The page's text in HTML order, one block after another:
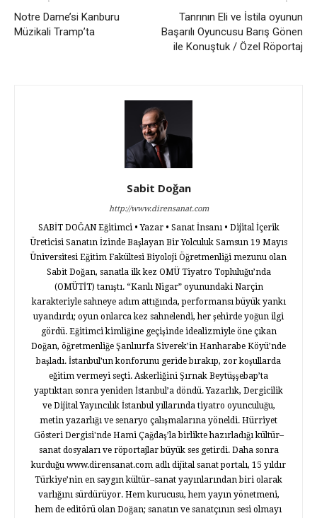
Notre Dame’si Kanburu
Müzikali Tramp’ta
Tanrının Eli ve İstila oyunun
Başarılı Oyuncusu Barış Gönen
ile Konuştuk / Özel Röportaj
Sabit Doğan
http://www.dirensanat.com
SABİT DOĞAN Eğitimci • Yazar • Sanat İnsanı • Dijital İçerik
Üreticisi Sanatın İzinde Başlayan Bir Yolculuk Samsun 19 Mayıs
Üniversitesi Eğitim Fakültesi Biyoloji Öğretmenliği mezunu olan
Sabit Doğan, sanatla ilk kez OMÜ Tiyatro Topluluğu’nda
(OMÜTİT) tanıştı. “Kanlı Nigar” oyunundaki Narçin
karakteriyle sahneye adım attığında, performansı büyük yankı
uyandırdı; oyun onlarca kez sahnelendi, her şehirde yoğun ilgi
gördü. Eğitimci kimliğine geçişinde idealizmiyle öne çıkan
Doğan, öğretmenliğe Şanlıurfa Siverek’in Hanharabe Köyü’nde
başladı. İstanbul’un konforunu geride bırakıp, zor koşullarda
eğitim vermeyi seçti. Askerliğini Şırnak Beytüşşebap’ta
yaptıktan sonra yeniden İstanbul’a döndü. Yazarlık, Dergicilik
ve Dijital Yayıncılık İstanbul yıllarında tiyatro oyunculuğu,
metin yazarlığı ve senaryo çalışmalarına yöneldi. Hürriyet
Gösteri Dergisi'nde Hami Çağdaş’la birlikte hazırladığı kültür–
sanat dosyaları ve röportajlar büyük ses getirdi. Daha sonra
kurduğu www.dirensanat.com adlı dijital sanat portalı, 15 yıldır
Türkiye’nin en saygın kültür–sanat yayınlarından biri olarak
varlığını sürdürüyor. Hem kurucusu, hem yayın yönetmeni,
hem de editörü olan Doğan; sanatın ve sanatçının sesi olmayı